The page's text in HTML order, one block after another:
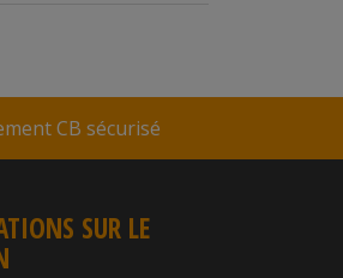
CB sécurisé
SUR LE